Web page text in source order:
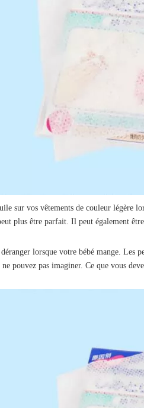
sur vos vêtements de couleur légère
plus être parfait. Il peut également
lorsque votre bébé mange. Les
pouvez pas imaginer. Ce que vous